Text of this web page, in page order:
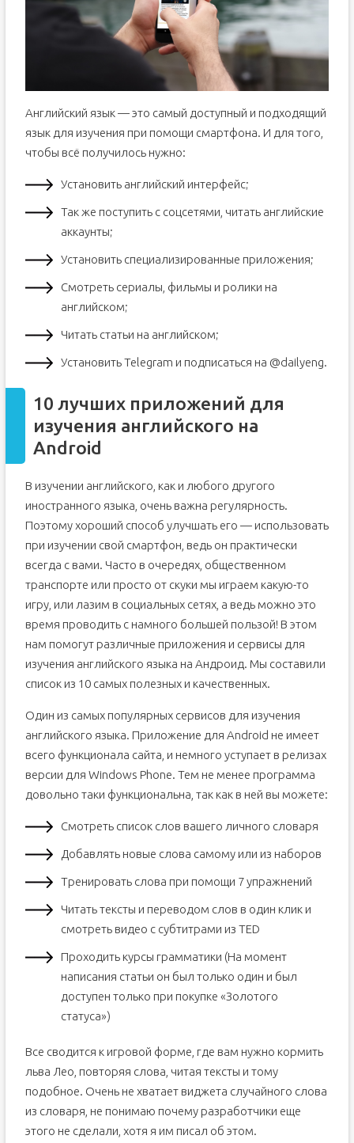
Английский язык — это самый доступный и подходящий
язык для изучения при помощи смартфона. И для того,
чтобы всё получилось нужно:
Установить английский интерфейс;
Так же поступить с соцсетями, читать английские
аккаунты;
Установить специализированные приложения;
Смотреть сериалы, фильмы и ролики на
английском;
Читать статьи на английском;
Установить Telegram и подписаться на @dailyeng.
10 лучших приложений для
изучения английского на
Android
В изучении английского, как и любого другого
иностранного языка, очень важна регулярность.
Поэтому хороший способ улучшать его — использовать
при изучении свой смартфон, ведь он практически
всегда с вами. Часто в очередях, общественном
транспорте или просто от скуки мы играем какую-то
игру, или лазим в социальных сетях, а ведь можно это
время проводить с намного большей пользой! В этом
нам помогут различные приложения и сервисы для
изучения английского языка на Андроид. Мы составили
список из 10 самых полезных и качественных.
Один из самых популярных сервисов для изучения
английского языка. Приложение для Android не имеет
всего функционала сайта, и немного уступает в релизах
версии для Windows Phone. Тем не менее программа
довольно таки функциональна, так как в ней вы можете:
Смотреть список слов вашего личного словаря
Добавлять новые слова самому или из наборов
Тренировать слова при помощи 7 упражнений
Читать тексты и переводом слов в один клик и
смотреть видео с субтитрами из TED
Проходить курсы грамматики (На момент
написания статьи он был только один и был
доступен только при покупке «Золотого
статуса»)
Все сводится к игровой форме, где вам нужно кормить
льва Лео, повторяя слова, читая тексты и тому
подобное. Очень не хватает виджета случайного слова
из словаря, не понимаю почему разработчики еще
этого не сделали, хотя я им писал об этом.